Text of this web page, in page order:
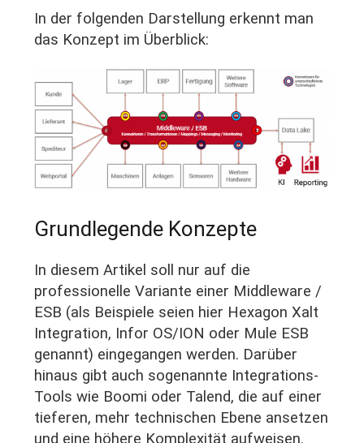
In der folgenden Darstellung erkennt man
das Konzept im Überblick:
Grundlegende Konzepte
In diesem Artikel soll nur auf die
professionelle Variante einer Middleware /
ESB (als Beispiele seien hier Hexagon Xalt
Integration, Infor OS/ION oder Mule ESB
genannt) eingegangen werden. Darüber
hinaus gibt auch sogenannte Integrations-
Tools wie Boomi oder Talend, die auf einer
tieferen, mehr technischen Ebene ansetzen
und eine höhere Komplexität aufweisen.